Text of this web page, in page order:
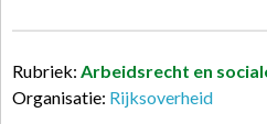
Rubriek: Arbeidsrecht en
Organisatie: Rijksoverheid